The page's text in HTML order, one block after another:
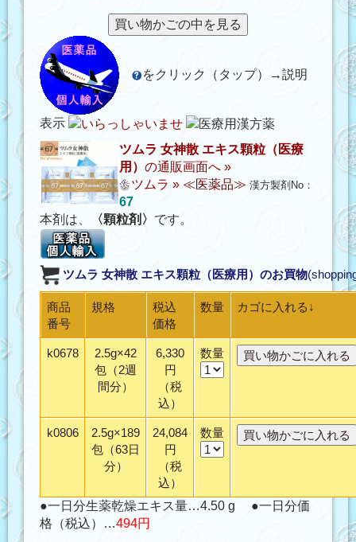
をクリック（タップ）→説明
表示
ツムラ 女神散 エキス顆粒（医療
用） の通販画面へ »
ツムラ » ≪医薬品≫ 漢方製剤No：
67
本剤は、
〈顆粒剤〉 です。
ツムラ 女神散 エキス顆粒（医療用） のお買物
商品
番号
規格
税込
価格
数量 カゴに入れる↓
k0678
2.5g×42
包（2週
間分）
6,330
円
（税
込）
数量
k0806
2.5g×189
包（63日
分）
24,084
円
（税
込）
数量
●一日分生薬乾燥エキス量…4.50 g ●一日分価
格（税込）…494円